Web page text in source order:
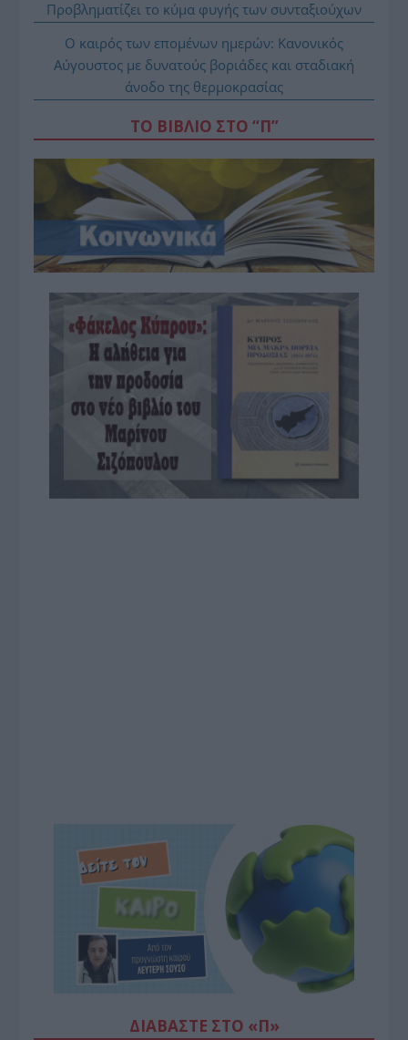
Προβληματίζει το κύμα φυγής των συνταξιούχων
Ο καιρός των επομένων ημερών: Κανονικός
Αύγουστος με δυνατούς βοριάδες και σταδιακή
άνοδο της θερμοκρασίας
ΤΟ ΒΙΒΛΙΟ ΣΤΟ “Π”
ΔΙΑΒΆΣΤΕ ΣΤΟ «Π»